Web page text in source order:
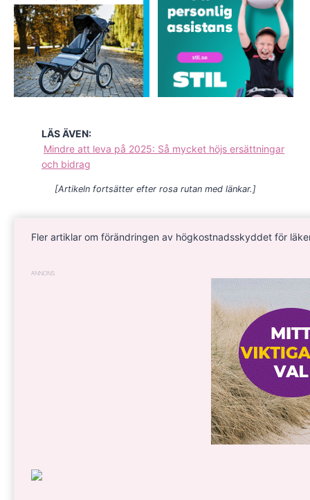
LÄS ÄVEN:
Mindre att leva på 2025: Så mycket höjs ersättningar
och bidrag
[Artikeln fortsätter efter rosa rutan med länkar.]
Fler artiklar om förändringen av högkostnadsskyddet för
ANNONS